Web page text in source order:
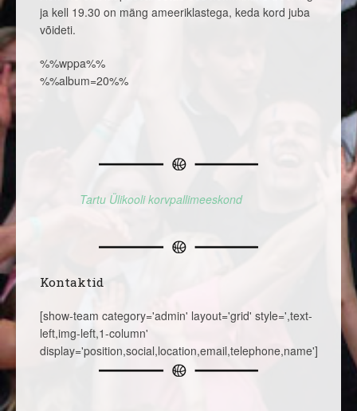
ja kell 19.30 on mäng ameeriklastega, keda kord juba
võideti.
%%wppa%%
%%album=20%%
Tartu Ülikooli korvpallimeeskond
Kontaktid
[show-team category='admin' layout='grid' style=',text-
left,img-left,1-column'
display='position,social,location,email,telephone,name']